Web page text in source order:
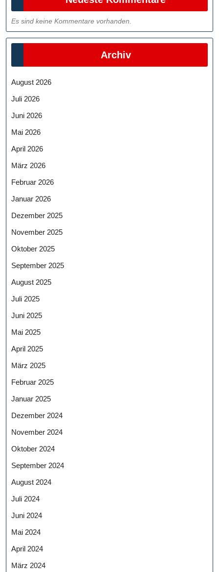
Es sind keine Kommentare vorhanden.
Archiv
August 2026
Juli 2026
Juni 2026
Mai 2026
April 2026
März 2026
Februar 2026
Januar 2026
Dezember 2025
November 2025
Oktober 2025
September 2025
August 2025
Juli 2025
Juni 2025
Mai 2025
April 2025
März 2025
Februar 2025
Januar 2025
Dezember 2024
November 2024
Oktober 2024
September 2024
August 2024
Juli 2024
Juni 2024
Mai 2024
April 2024
März 2024